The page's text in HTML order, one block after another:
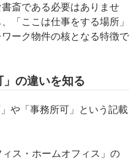
斎である必要はありませ
「ここは仕事をする場所」
ーク物件の核となる特徴で
」の違いを知る
や「事務所可」という記載
ス・ホームオフィス」の